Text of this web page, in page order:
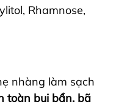
Rhamnose,
nhàng làm sạch
toàn bụi bẩn, bã